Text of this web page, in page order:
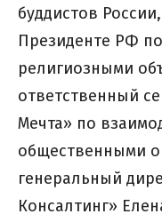
буддистов
Президенте РФ
религиозными
ответственный
Мечта» по
общественными
генеральный
Консалтинг»